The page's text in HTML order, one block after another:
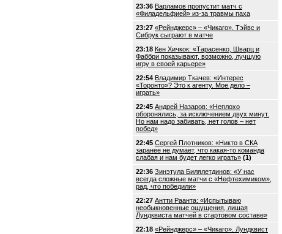
23:36 Варламов пропустит матч с
«Филадельфией» из-за травмы паха
23:27 «Рейнджерс» – «Чикаго». Тэйвс и
Сибрук сыграют в матче
23:18 Кен Хичкок: «Тарасенко, Шварц и
Фаббри показывают, возможно, лучшую
игру в своей карьере»
22:54 Владимир Ткачев: «Интерес
«Торонто»? Это к агенту. Мое дело –
играть»
22:45 Андрей Назаров: «Неплохо
оборонялись, за исключением двух минут.
Но нам надо забивать, нет голов – нет
побед»
22:45 Сергей Плотников: «Никто в СКА
заранее не думает, что какая-то команда
слабая и нам будет легко играть» (1)
22:36 Зинэтула Билялетдинов: «У нас
всегда сложные матчи с «Нефтехимиком»,
рад, что победили»
22:27 Антти Раанта: «Испытываю
необыкновенные ощущения, лишая
Лундквиста матчей в стартовом составе»
22:18 «Рейнджерс» – «Чикаго». Лундквист